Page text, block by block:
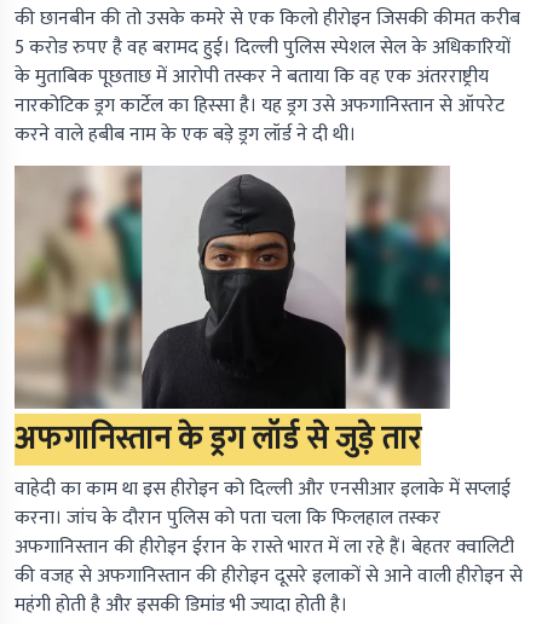
की छानबीन की तो उसके कमरे से एक किलो हीरोइन जिसकी कीमत करीब
5 करोड रुपए है वह बरामद हुई। दिल्ली पुलिस स्पेशल सेल के अधिकारियों
के मुताबिक पूछताछ में आरोपी तस्कर ने बताया कि वह एक अंतरराष्ट्रीय
नारकोटिक ड्रग कार्टेल का हिस्सा है। यह ड्रग उसे अफगानिस्तान से ऑपरेट
करने वाले हबीब नाम के एक बड़े ड्रग लॉर्ड ने दी थी।
अफगानिस्तान के ड्रग लॉर्ड से जुड़े तार
वाहेदी का काम था इस हीरोइन को दिल्ली और एनसीआर इलाके में सप्लाई
करना। जांच के दौरान पुलिस को पता चला कि फिलहाल तस्कर
अफगानिस्तान की हीरोइन ईरान के रास्ते भारत में ला रहे हैं। बेहतर क्वालिटी
की वजह से अफगानिस्तान की हीरोइन दूसरे इलाकों से आने वाली हीरोइन से
महंगी होती है और इसकी डिमांड भी ज्यादा होती है।